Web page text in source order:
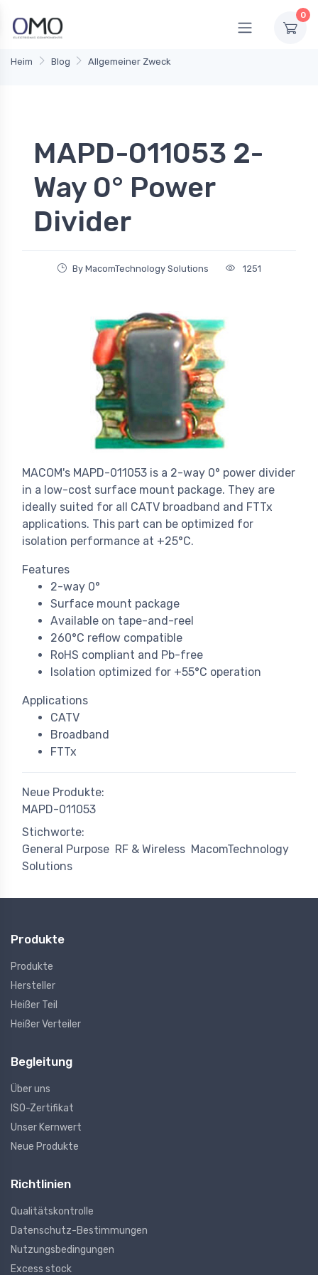
0
Heim Blog Allgemeiner Zweck
MAPD-011053 2-
Way 0° Power
Divider
By MacomTechnology Solutions 1251
MACOM's MAPD-011053 is a 2-way 0° power divider
in a low-cost surface mount package. They are
ideally suited for all CATV broadband and FTTx
applications. This part can be optimized for
isolation performance at +25°C.
Features
2-way 0°
Surface mount package
Available on tape-and-reel
260°C reflow compatible
RoHS compliant and Pb-free
Isolation optimized for +55°C operation
Applications
CATV
Broadband
FTTx
Neue Produkte:
MAPD-011053
Stichworte:
General Purpose RF & Wireless MacomTechnology
Solutions
Produkte
Produkte
Hersteller
Heißer Teil
Heißer Verteiler
Begleitung
Über uns
ISO-Zertifikat
Unser Kernwert
Neue Produkte
Richtlinien
Qualitätskontrolle
Datenschutz-Bestimmungen
Nutzungsbedingungen
Excess stock